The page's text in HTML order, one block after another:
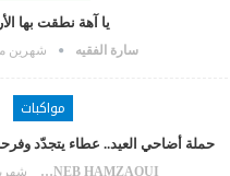
يا آهة نطقت بها
سارة الفقيه شهرين
مواكبات
حملة أضاحي العيد.. عطاء يتجدّد
ZAYNEB HAMZAOUI